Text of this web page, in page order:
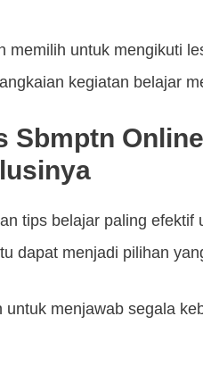
memilih untuk mengikuti
kegiatan belajar
Sbmptn
tips belajar paling
dapat menjadi pilihan
untuk menjawab segala